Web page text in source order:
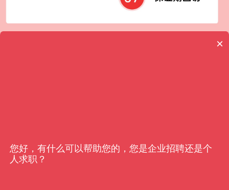
×
您好，有什么可以帮助您的，您是企业招聘还是个
人求职？